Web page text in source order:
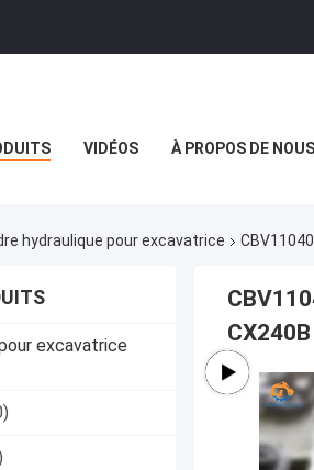
VIDÉOS À PROPOS DE NOUS
hydraulique pour excavatrice
excavatrice